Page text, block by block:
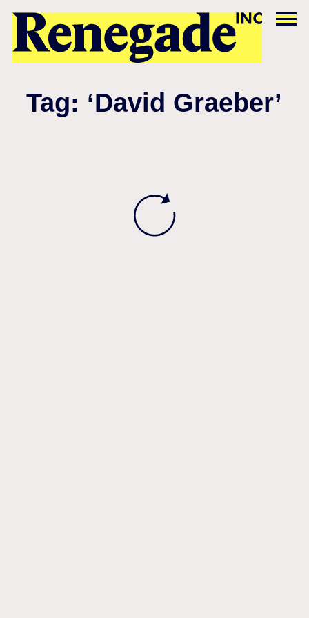
Tag: ‘David Graeber’